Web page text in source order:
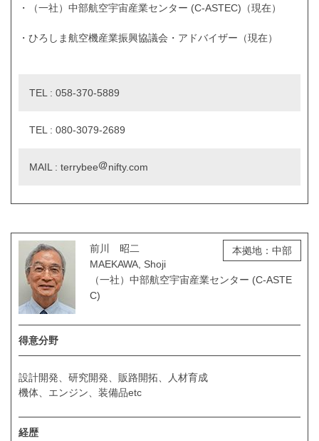
・（一社）中部航空宇宙産業センター (C-ASTEC)（現在）
・ひろしま航空機産業振興協議会・アドバイザー（現在）
TEL : 058-370-5889
TEL : 080-3079-2689
MAIL : terrybee nifty.com
前川 昭二
MAEKAWA, Shoji
（一社）中部航空宇宙産業センター (C-ASTE
C)
本拠地：中部
得意分野
設計開発、研究開発、販路開拓、人材育成
機体、エンジン、装備品etc
経歴